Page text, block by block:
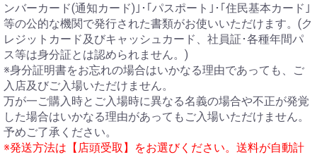
ンバーカード(通知カード)｣･｢パスポート｣･｢住民基本カード｣
等の公的な機関で発行された書類がお使いいただけます。(ク
レジットカード及びキャッシュカード、社員証･各種年間パ
ス等は身分証とは認められません。)
※身分証明書をお忘れの場合はいかなる理由であっても、ご
入店及びご入場いただけません。
万が一ご購入時とご入場時に異なる名義の場合や不正が発覚
した場合はいかなる理由があってもご入場いただけません。
予めご了承ください。
※発送方法は【店頭受取】をお選びください。送料が自動計